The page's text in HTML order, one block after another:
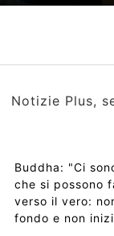
Notizie Plus,
Buddha: "Ci
che si possono
verso il vero:
fondo e non